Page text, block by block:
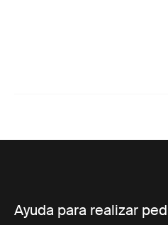
Ayuda para realizar